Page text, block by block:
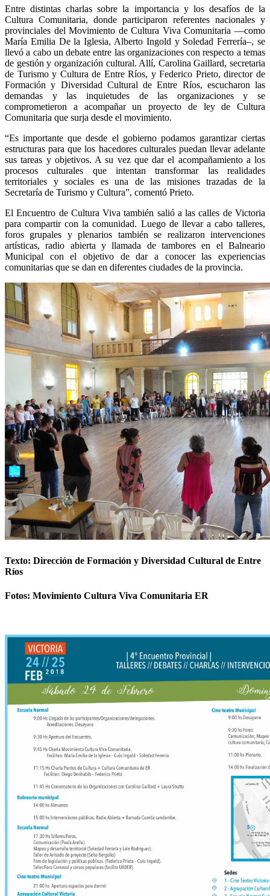
Entre distintas charlas sobre la importancia y los desafíos de la
Cultura Comunitaria, donde participaron referentes nacionales y
provinciales del Movimiento de Cultura Viva Comunitaria —como
María Emilia De la Iglesia, Alberto Ingold y Soledad Ferrería–, se
llevó a cabo un debate entre las organizaciones con respecto a temas
de gestión y organización cultural. Allí, Carolina Gaillard, secretaria
de Turismo y Cultura de Entre Ríos, y Federico Prieto, director de
Formación y Diversidad Cultural de Entre Ríos, escucharon las
demandas y las inquietudes de las organizaciones y se
comprometieron a acompañar un proyecto de ley de Cultura
Comunitaria que surja desde el movimiento.
“Es importante que desde el gobierno podamos garantizar ciertas
estructuras para que los hacedores culturales puedan llevar adelante
sus tareas y objetivos. A su vez que dar el acompañamiento a los
procesos culturales que intentan transformar las realidades
territoriales y sociales es una de las misiones trazadas de la
Secretaría de Turismo y Cultura”, comentó Prieto.
El Encuentro de Cultura Viva también salió a las calles de Victoria
para compartir con la comunidad. Luego de llevar a cabo talleres,
foros grupales y plenarios también se realizaron intervenciones
artísticas, radio abierta y llamada de tambores en el Balneario
Municipal con el objetivo de dar a conocer las experiencias
comunitarias que se dan en diferentes ciudades de la provincia.
Texto: Dirección de Formación y Diversidad Cultural de Entre
Ríos
Fotos: Movimiento Cultura Viva Comunitaria ER